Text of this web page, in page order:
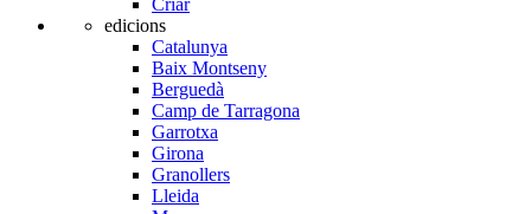
edicions
Catalunya
Baix Montseny
Berguedà
Camp de Tarragona
Garrotxa
Girona
Granollers
Lleida